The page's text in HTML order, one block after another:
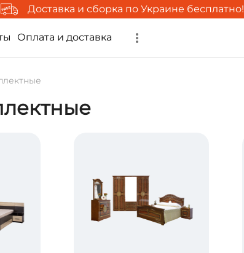
Доставка и сборка по Украине бесплатно!
Оплата и доставка